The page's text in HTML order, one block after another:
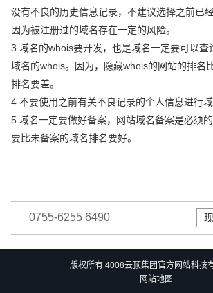
没有不良的历史信息记录，不建议选择之前已
因为被注册过的域名存在一定的风险。
3.域名的whois要开发，也是域名一定要可以查
域名的whois。因为，隐藏whois的网站的排名
排名要差。
4.不要使用之前有关不良记录的个人信息进行域
5.域名一定要做好备案，网站域名备案是必须
要比未备案的域名排名要好。
0755-6255 6490
版权所有 4008云顶集团官方网站科技
网站地图